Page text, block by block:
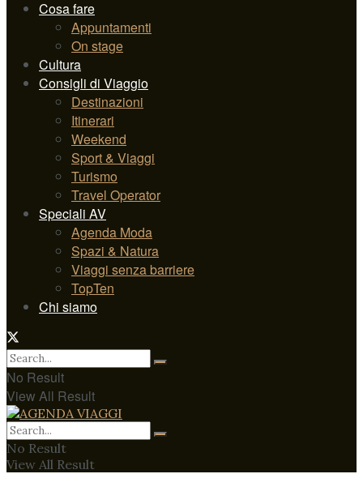
Cosa fare
Appuntamenti
On stage
Cultura
Consigli di Viaggio
Destinazioni
Itinerari
Weekend
Sport & Viaggi
Turismo
Travel Operator
Speciali AV
Agenda Moda
Spazi & Natura
Viaggi senza barriere
TopTen
Chi siamo
No Result
View All Result
No Result
View All Result